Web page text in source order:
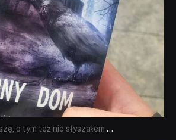
o tym też nie słyszałem ...